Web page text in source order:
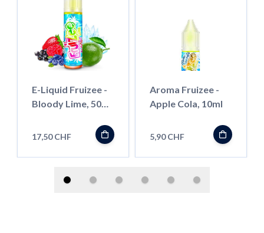
E-Liquid Fruizee -
Bloody Lime, 50ml
17,50 CHF
Aroma Fruizee -
Apple Cola, 10ml
5,90 CHF